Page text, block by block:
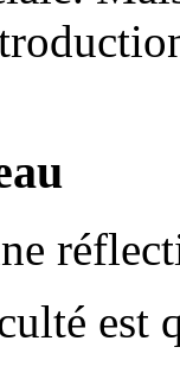
est